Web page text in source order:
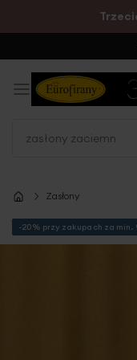
Zasłony
-20% przy zakupach za min.